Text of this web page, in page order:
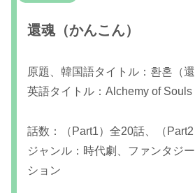
還魂（かんこん）
原題、韓国語タイトル：환혼（還
英語タイトル：Alchemy of Souls
話数：（Part1）全20話、（
ジャンル：時代劇、ファンタジ
ション